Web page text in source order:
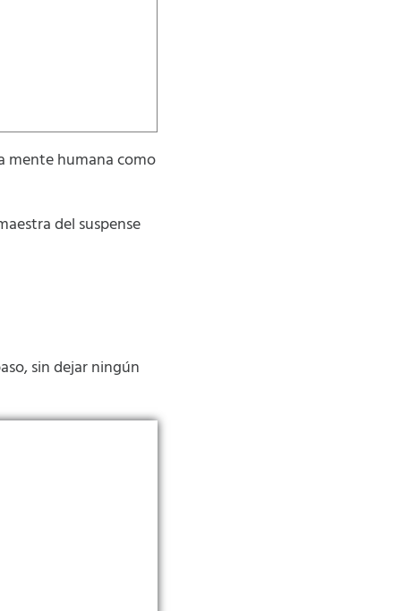
mente humana como
del suspense
sin dejar ningún